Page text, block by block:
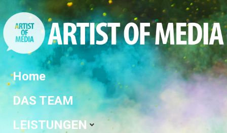
Home
DAS TEAM
LEISTUNGEN